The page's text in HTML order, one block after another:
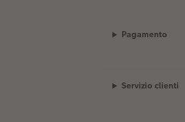
Pagamento
Servizio clienti